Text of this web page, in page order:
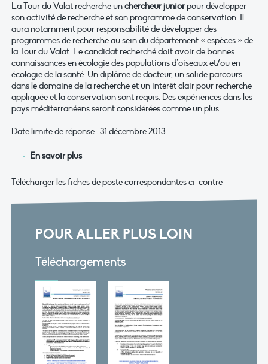
La Tour du Valat recherche unchercheur juniorpour développer
son activité de recherche et son programme de conservation. Il
aura notamment pour responsabilité de développer des
programmes de recherche au sein du département « espèces » de
la Tour du Valat. Le candidat recherché doit avoir de bonnes
connaissances en écologie des populations d’oiseaux et/ou en
écologie de la santé. Un diplôme de docteur, un solide parcours
dans le domaine de la recherche et un intérêt clair pour recherche
appliquée et la conservation sont requis. Des expériences dans les
pays méditerranéens seront considérées comme un plus.
Date limite de réponse : 31 décembre 2013
En savoir plus
Télécharger les fiches de poste correspondantes ci-contre
POUR ALLER PLUS LOIN
Téléchargements